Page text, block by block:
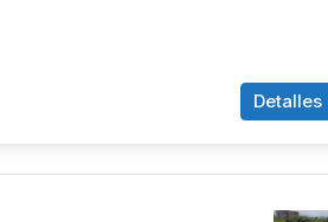
Detalles